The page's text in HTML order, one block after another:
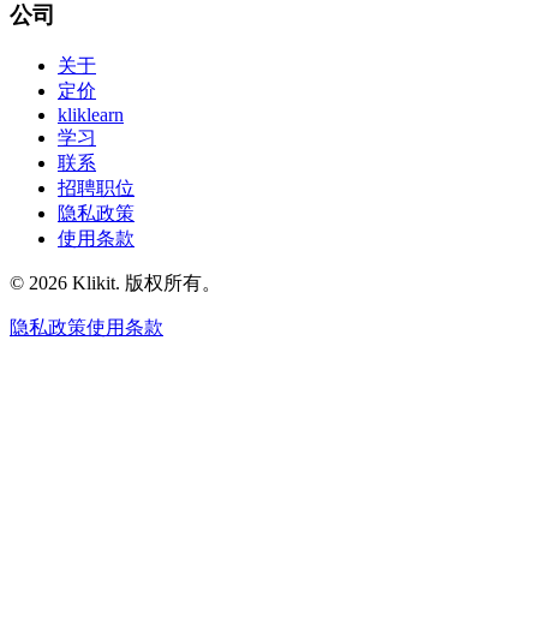
公司
关于
定价
kliklearn
学习
联系
招聘职位
隐私政策
使用条款
© 2026 Klikit. 版权所有。
隐私政策使用条款